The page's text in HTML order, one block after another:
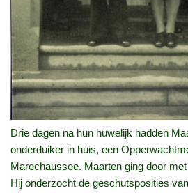
Drie dagen na hun huwelijk hadden
onderduiker in huis, een
Marechaussee. Maarten ging door
Hij onderzocht de geschutsposities